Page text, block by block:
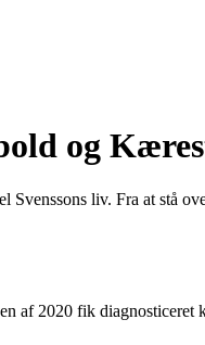
og
Svenssons liv. Fra at
af 2020 fik